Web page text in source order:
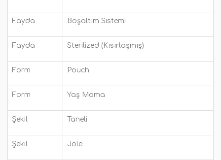
Fayda Boşaltım Sistemi
Fayda Sterilized (Kısırlaşmış)
Form Pouch
Form Yaş Mama
Şekil Taneli
Şekil Jöle